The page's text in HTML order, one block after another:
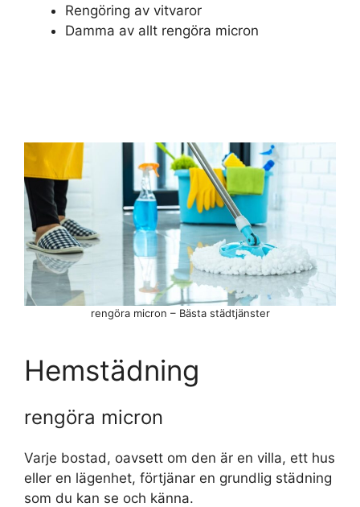
Rengöring av vitvaror
Damma av allt rengöra micron
rengöra micron – Bästa städtjänster
Hemstädning
rengöra micron
Varje bostad, oavsett om den är en villa, ett hus
eller en lägenhet, förtjänar en grundlig städning
som du kan se och känna.